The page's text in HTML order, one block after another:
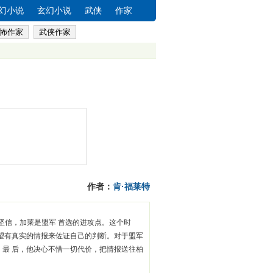
小说 玄幻小说 武侠 作家
作家 武侠作家
作者： 肯·福莱特
信，加莱是盟军 首选的进攻点。这个时
真实的情报来佐证自己的判断。对于盟军
后，他决心不惜一切代价，把情报送往柏